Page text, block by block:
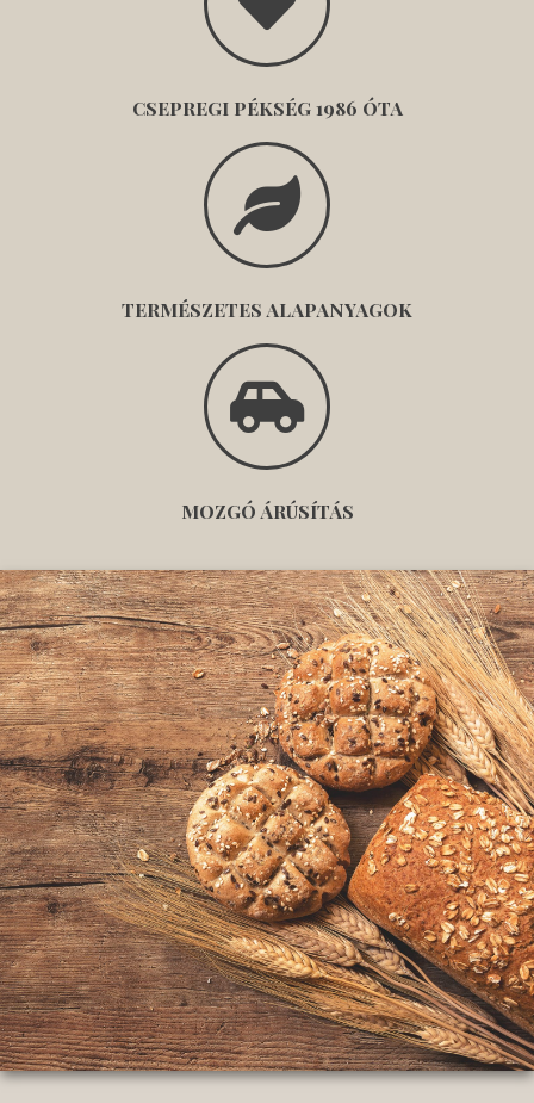
CSEPREGI PÉKSÉG 1986 ÓTA
TERMÉSZETES ALAPANYAGOK
MOZGÓ ÁRÚSÍTÁS